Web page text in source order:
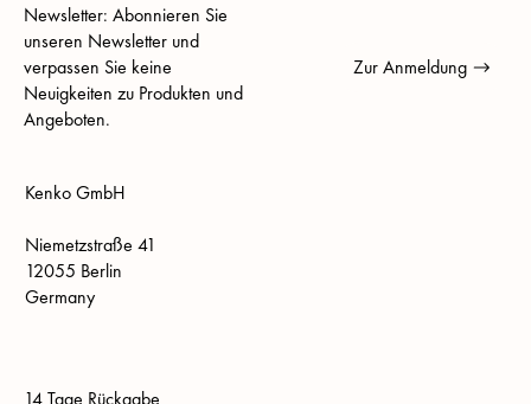
Newsletter: Abonnieren Sie
unseren Newsletter und
verpassen Sie keine
Neuigkeiten zu Produkten und
Angeboten.
Zur Anmeldung
14 Tage Rückgabe
Kenko GmbH
Niemetzstraße 41
12055 Berlin
Germany